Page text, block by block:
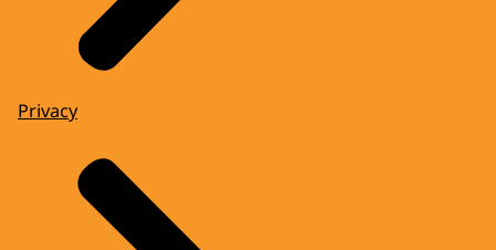
Privacy